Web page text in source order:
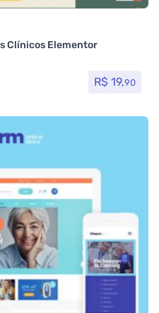
Clínicos Elementor
R$ 19,90